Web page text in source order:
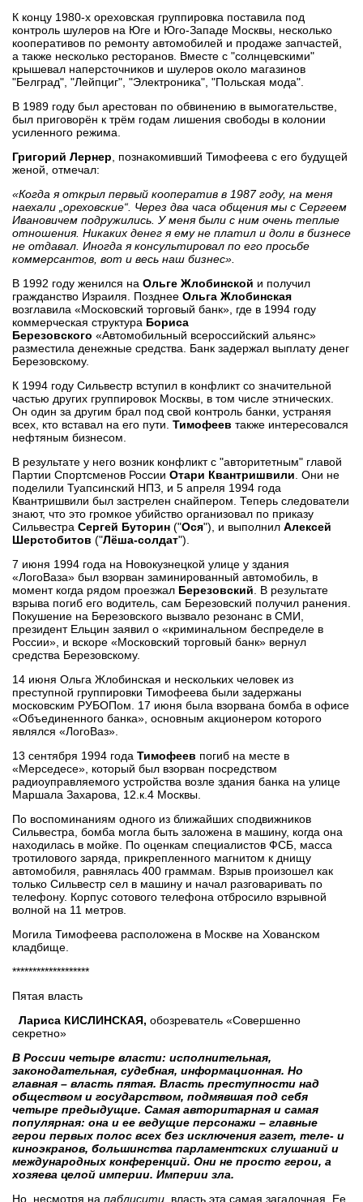
К концу 1980-х ореховская группировка поставила под
контроль шулеров на Юге и Юго-Западе Москвы, несколько
кооперативов по ремонту автомобилей и продаже запчастей,
а также несколько ресторанов. Вместе с "солнцевскими"
крышевал наперсточников и шулеров около магазинов
"Белград", "Лейпциг", "Электроника", "Польская мода".
В 1989 году был арестован по обвинению в вымогательстве,
был приговорён к трём годам лишения свободы в колонии
усиленного режима.
Григорий Лернер , познакомивший Тимофеева с его будущей
женой, отмечал:
«Когда я открыл первый кооператив в 1987 году, на меня
наехали „ореховские“. Через два часа общения мы с Сергеем
Ивановичем подружились. У меня были с ним очень теплые
отношения. Никаких денег я ему не платил и доли в бизнесе
не отдавал. Иногда я консультировал по его просьбе
коммерсантов, вот и весь наш бизнес».
В 1992 году женился на Ольге Жлобинской и получил
гражданство Израиля. Позднее Ольга Жлобинская
возглавила «Московский торговый банк», где в 1994 году
коммерческая структура Бориса
Березовского «Автомобильный всероссийский альянс»
разместила денежные средства. Банк задержал выплату денег
Березовскому.
К 1994 году Сильвестр вступил в конфликт со значительной
частью других группировок Москвы, в том числе этнических.
Он один за другим брал под свой контроль банки, устраняя
всех, кто вставал на его пути. Тимофеев также интересовался
нефтяным бизнесом.
В результате у него возник конфликт с "авторитетным" главой
Партии Спортсменов России Отари Квантришвили . Они не
поделили Туапсинский НПЗ, и 5 апреля 1994 года
Квантришвили был застрелен снайпером. Теперь следователи
знают, что это громкое убийство организовал по приказу
Сильвестра Сергей Буторин ("Ося"), и выполнил Алексей
Шерстобитов ("Лёша-солдат").
7 июня 1994 года на Новокузнецкой улице у здания
«ЛогоВаза» был взорван заминированный автомобиль, в
момент когда рядом проезжал Березовский . В результате
взрыва погиб его водитель, сам Березовский получил ранения.
Покушение на Березовского вызвало резонанс в СМИ,
президент Ельцин заявил о «криминальном беспределе в
России», и вскоре «Московский торговый банк» вернул
средства Березовскому.
14 июня Ольга Жлобинская и нескольких человек из
преступной группировки Тимофеева были задержаны
московским РУБОПом. 17 июня была взорвана бомба в офисе
«Объединенного банка», основным акционером которого
являлся «ЛогоВаз».
13 сентября 1994 года Тимофеев погиб на месте в
«Мерседесе», который был взорван посредством
радиоуправляемого устройства возле здания банка на улице
Маршала Захарова, 12.к.4 Москвы.
По воспоминаниям одного из ближайших сподвижников
Сильвестра, бомба могла быть заложена в машину, когда она
находилась в мойке. По оценкам специалистов ФСБ, масса
тротилового заряда, прикрепленного магнитом к днищу
автомобиля, равнялась 400 граммам. Взрыв произошел как
только Сильвестр сел в машину и начал разговаривать по
телефону. Корпус сотового телефона отбросило взрывной
волной на 11 метров.
Могила Тимофеева расположена в Москве на Хованском
кладбище.
*******************
Пятая власть
Лариса КИСЛИНСКАЯ, обозреватель «Совершенно
секретно»
В России четыре власти: исполнительная,
законодательная, судебная, информационная. Но
главная – власть пятая. Власть преступности над
обществом и государством, подмявшая под себя
четыре предыдущие. Самая авторитарная и самая
популярная: она и ее ведущие персонажи – главные
герои первых полос всех без исключения газет, теле- и
киноэкранов, большинства парламентских слушаний и
международных конференций. Они не просто герои, а
хозяева целой империи. Империи зла.
Но, несмотря на паблисити , власть эта самая загадочная. Ее